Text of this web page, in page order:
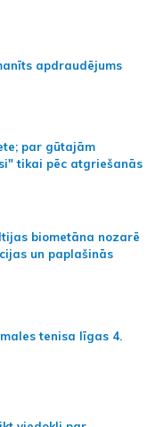
apdraudējums
par gūtajām
tikai pēc atgriešanās
biometāna nozarē
un paplašinās
tenisa līgas 4.